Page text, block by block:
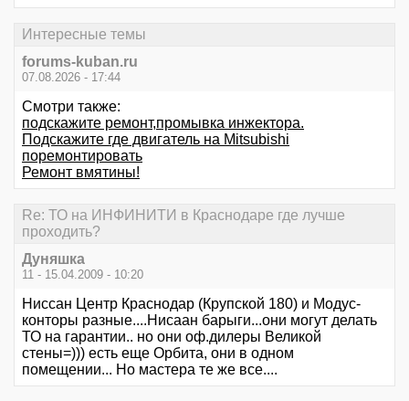
Интересные темы
forums-kuban.ru
07.08.2026 - 17:44
Смотри также:
подскажите ремонт,промывка инжектора.
Подскажите где двигатель на Mitsubishi
поремонтировать
Ремонт вмятины!
Re: ТО на ИНФИНИТИ в Краснодаре где лучше
проходить?
Дуняшка
11 - 15.04.2009 - 10:20
Ниссан Центр Краснодар (Крупской 180) и Модус-
конторы разные....Нисаан барыги...они могут делать
ТО на гарантии.. но они оф.дилеры Великой
стены=))) есть еще Орбита, они в одном
помещении... Но мастера те же все....